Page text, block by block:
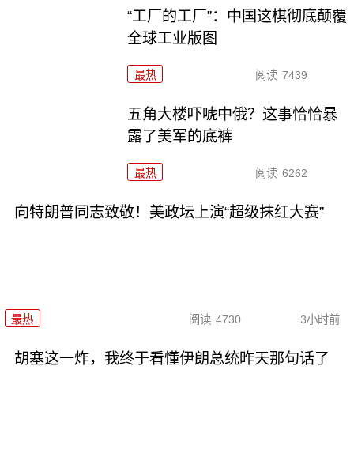
“工厂的工厂”：中国这棋彻底颠覆
全球工业版图
最热 阅读 7439
五角大楼吓唬中俄？这事恰恰暴
露了美军的底裤
最热 阅读 6262
向特朗普同志致敬！美政坛上演“超级抹红大赛”
最热 阅读 4730 3小时前
胡塞这一炸，我终于看懂伊朗总统昨天那句话了